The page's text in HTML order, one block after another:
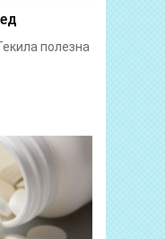
полезна